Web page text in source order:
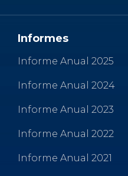
o
k
p
Informes
Informe Anual 2025
Informe Anual 2024
Informe Anual 2023
Informe Anual 2022
Informe Anual 2021